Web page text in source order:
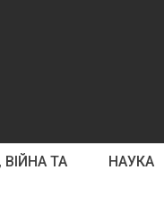
ТА
НАУКА